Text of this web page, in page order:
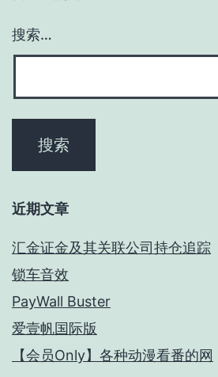
搜索…
近期文章
汇金证金及其关联公司持仓追踪
锁车音效
PayWall Buster
爱壹帆国际版
【会员Only】各种动漫看番的网